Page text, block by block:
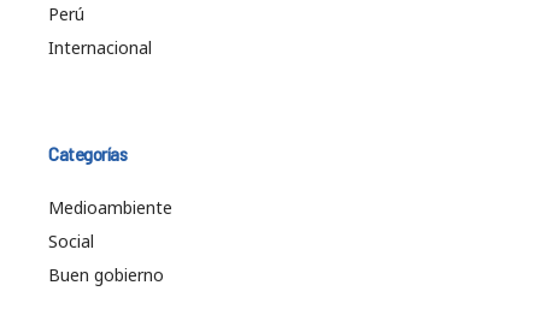
Perú
Internacional
Categorías
Medioambiente
Social
Buen gobierno